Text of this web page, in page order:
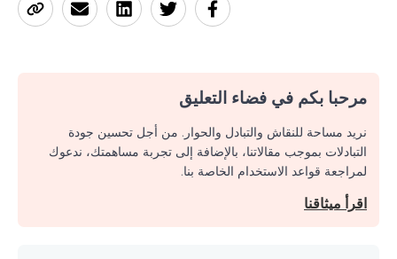
مرحبا بكم في فضاء التعليق
نريد مساحة للنقاش والتبادل والحوار. من أجل تحسين جودة
التبادلات بموجب مقالاتنا، بالإضافة إلى تجربة مساهمتك، ندعوك
لمراجعة قواعد الاستخدام الخاصة بنا.
اقرأ ميثاقنا